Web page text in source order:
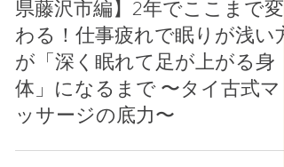
7月10日
【出張マッサージ施術・神奈川
県藤沢市編】2年でここまで変
わる！仕事疲れで眠りが浅い方
が「深く眠れて足が上がる身
体」になるまで 〜タイ古式マ